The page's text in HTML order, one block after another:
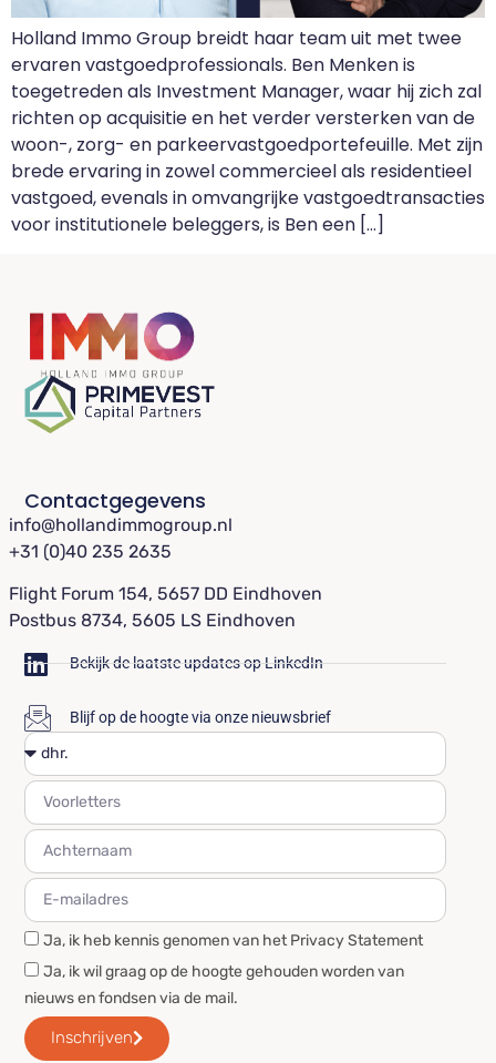
Holland Immo Group breidt haar team uit met twee
ervaren vastgoedprofessionals. Ben Menken is
toegetreden als Investment Manager, waar hij zich zal
richten op acquisitie en het verder versterken van de
woon-, zorg- en parkeervastgoedportefeuille. Met zijn
brede ervaring in zowel commercieel als residentieel
vastgoed, evenals in omvangrijke vastgoedtransacties
voor institutionele beleggers, is Ben een […]
Contactgegevens
info@hollandimmogroup.nl
+31 (0)40 235 2635
Flight Forum 154, 5657 DD Eindhoven
Postbus 8734, 5605 LS Eindhoven
Bekijk de laatste updates op LinkedIn
Blijf op de hoogte via onze nieuwsbrief
Ja, ik heb kennis genomen van het Privacy Statement
Ja, ik wil graag op de hoogte gehouden worden van
nieuws en fondsen via de mail.
Inschrijven